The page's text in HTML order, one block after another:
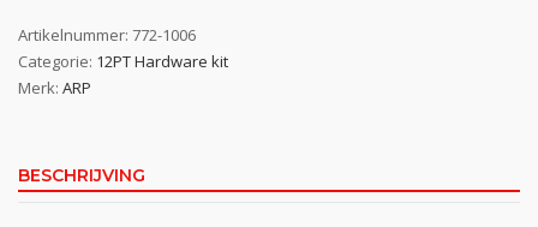
Artikelnummer: 772-1006
Categorie: 12PT Hardware kit
Merk: ARP
BESCHRIJVING